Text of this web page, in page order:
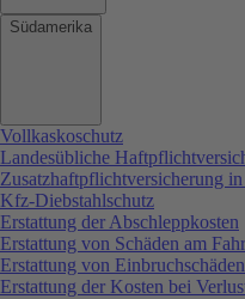
Südamerika
Vollkaskoschutz
Landesübliche
Zusatzhaftpflichtversicherung
Kfz-Diebstahlschutz
Erstattung der Abschleppkosten
Erstattung von Schäden am
Erstattung von
Erstattung der Kosten bei